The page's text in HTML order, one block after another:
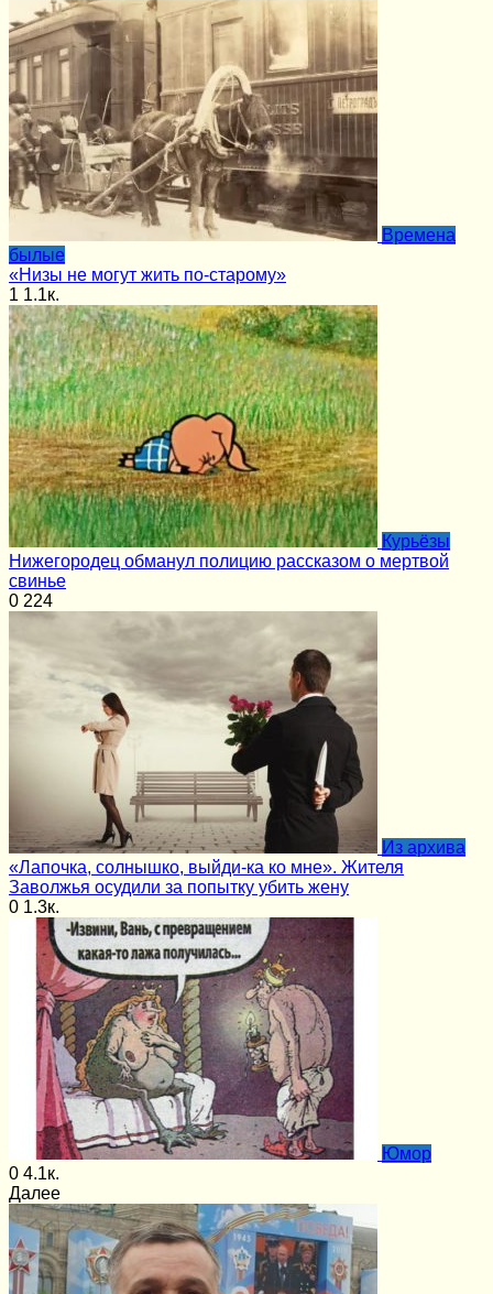
Времена
былые
«Низы не могут жить по-старому»
1 1.1к.
Курьёзы
Нижегородец обманул полицию рассказом о мертвой
свинье
0 224
Из архива
«Лапочка, солнышко, выйди-ка ко мне». Жителя
Заволжья осудили за попытку убить жену
0 1.3к.
Юмор
0 4.1к.
Далее